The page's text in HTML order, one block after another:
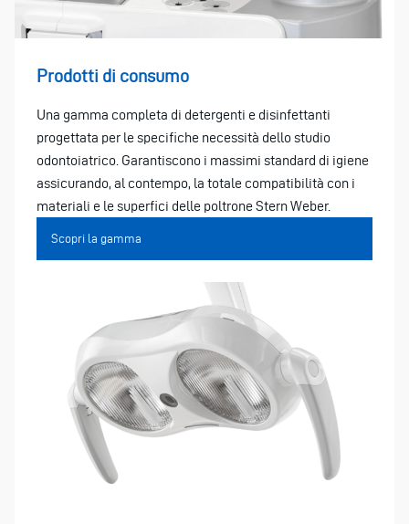
Prodotti di consumo
Una gamma completa di detergenti e disinfettanti
progettata per le specifiche necessità dello studio
odontoiatrico. Garantiscono i massimi standard di igiene
assicurando, al contempo, la totale compatibilità con i
materiali e le superfici delle poltrone Stern Weber.
Scopri la gamma